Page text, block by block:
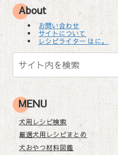
About
お問い合わせ
サイトについて
レシピライター はに。
MENU
犬用レシピ検索
厳選犬用レシピまとめ
犬おやつ材料図鑑